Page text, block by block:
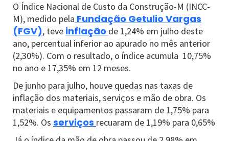
O Índice Nacional de Custo da Construção-M (INCC-
M), medido pela Fundação Getulio Vargas
(FGV), teve inflação de 1,24% em julho deste
ano, percentual inferior ao apurado no mês anterior
(2,30%). Com o resultado, o índice acumula 10,75%
no ano e 17,35% em 12 meses.
De junho para julho, houve quedas nas taxas de
inflação dos materiais, serviços e mão de obra. Os
materiais e equipamentos passaram de 1,75% para
1,52%. Os serviços recuaram de 1,19% para 0,65%